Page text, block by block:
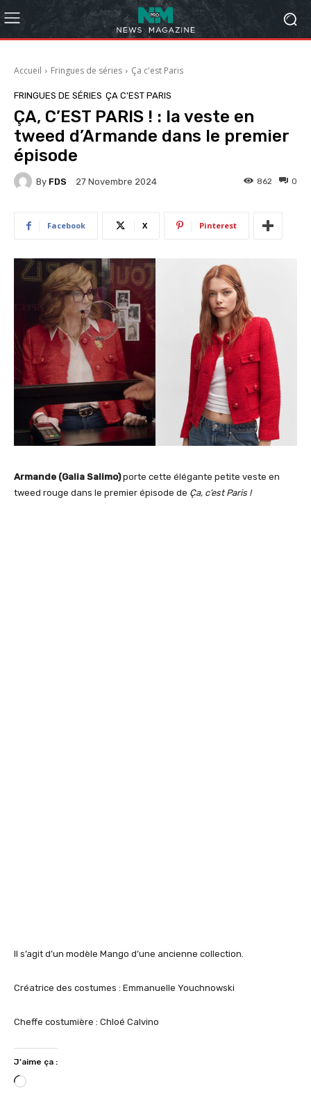
Accueil Fringues de séries Ça c'est Paris
FRINGUES DE SÉRIES ÇA C'EST PARIS
ÇA, C’EST PARIS ! : la veste en
tweed d’Armande dans le premier
épisode
By FDS 27 Novembre 2024 0
862
Facebook X Pinterest
Armande (Galia Salimo)porte cette élégante petite veste en
tweed rouge dans le premier épisode de Ça, c’est Paris !
Il s’agit d’un modèle Mango d’une ancienne collection.
Créatrice des costumes : Emmanuelle Youchnowski
Cheffe costumière : Chloé Calvino
J’aime ça :
C